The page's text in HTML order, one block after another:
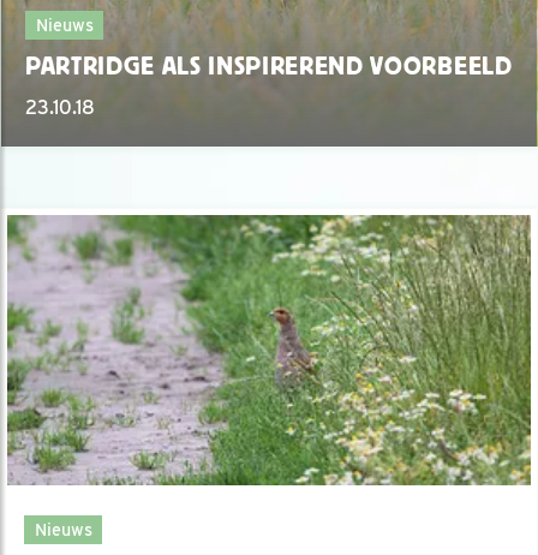
Nieuws
PARTRIDGE ALS INSPIREREND VOORBEELD
23.10.18
Nieuws